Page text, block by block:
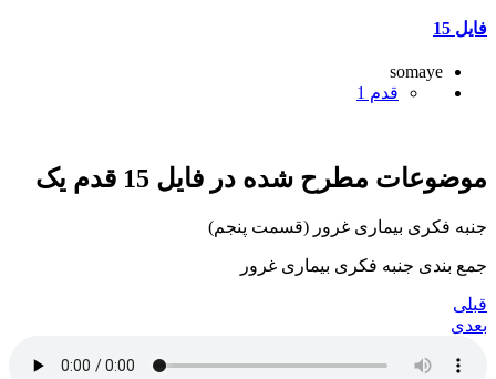
فایل 15
somaye
قدم 1
موضوعات مطرح شده در فایل 15 قدم یک
جنبه فکری بیماری غرور (قسمت پنجم)
جمع بندی جنبه فکری بیماری غرور
قبلی
بعدی